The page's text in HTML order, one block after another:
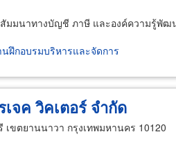
มมนาทางบัญชี ภาษี และองค์ความรู้พั
นฝึกอบรมบริหารและจัดการ
จค วิคเตอร์ จำกัด
เขตยานนาวา กรุงเทพมหานคร 10120